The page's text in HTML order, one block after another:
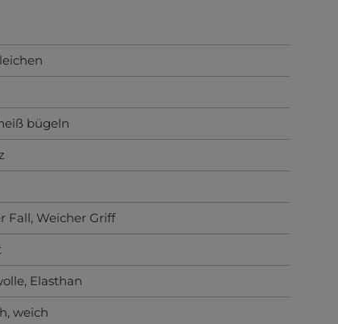
bügeln
Fall, Weicher Griff
, Elasthan
, weich